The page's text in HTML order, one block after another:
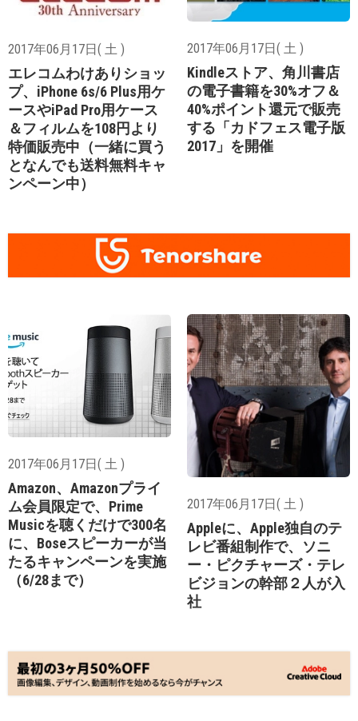
2017年06月17日( 土 )
エレコムわけありショッ
プ、iPhone 6s/6 Plus用ケ
ースやiPad Pro用ケース
＆フィルムを108円より
特価販売中（一緒に買う
となんでも送料無料キャ
ンペーン中）
2017年06月17日( 土 )
Kindleストア、角川書店
の電子書籍を30%オフ＆
40%ポイント還元で販売
する「カドフェス電子版
2017」を開催
2017年06月17日( 土 )
Amazon、Amazonプライ
ム会員限定で、Prime
Musicを聴くだけで300名
に、Boseスピーカーが当
たるキャンペーンを実施
（6/28まで）
2017年06月17日( 土 )
Appleに、Apple独自のテ
レビ番組制作で、ソニ
ー・ピクチャーズ・テレ
ビジョンの幹部２人が入
社